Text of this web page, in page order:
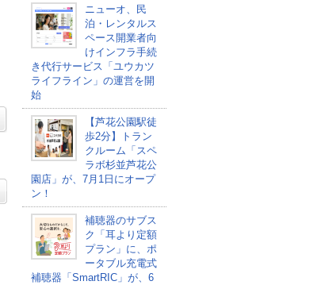
ニューオ、民
泊・レンタルス
ペース開業者向
けインフラ手続
き代行サービス「ユウカツ
ライフライン」の運営を開
始
【芦花公園駅徒
歩2分】トラン
クルーム「スペ
ラボ杉並芦花公
園店」が、7月1日にオープ
ン！
補聴器のサブス
ク「耳より定額
プラン」に、ポ
ータブル充電式
補聴器「SmartRIC」が、6